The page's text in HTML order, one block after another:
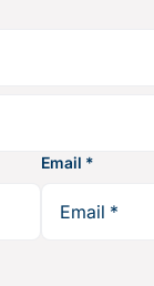
Email *